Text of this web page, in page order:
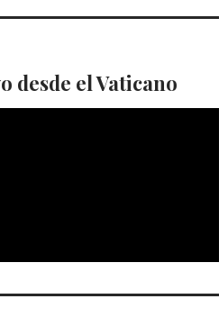
desde el Vaticano